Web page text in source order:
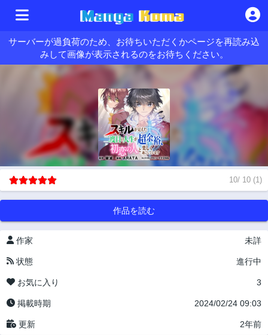
サーバーが過負荷のため、お待ちいただくかページを再読み込
みして画像が表示されるのをお待ちください。
10/ 10 (1)
作品を読む
作家 未詳
状態 進行中
お気に入り 3
掲載時期 2024/02/24 09:03
更新 2年前